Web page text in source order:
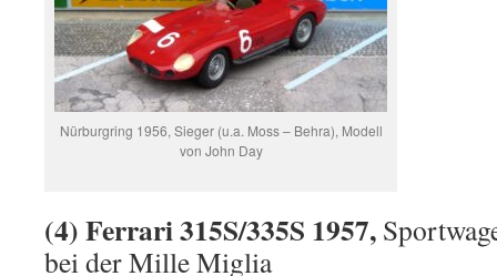
Nürburgring 1956, Sieger (u.a. Moss – Behra), Modell
von John Day
(4) Ferrari 315S/335S 1957,
bei der Mille Miglia